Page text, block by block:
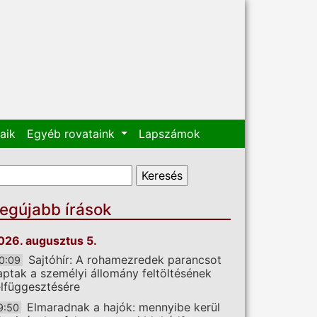
Egyéb rovataink Lapszámok
űrlap
írások
augusztus 5.
Sajtóhír: A rohamezredek parancsot
a személyi állomány feltöltésének
Elmaradnak a hajók: mennyibe kerül